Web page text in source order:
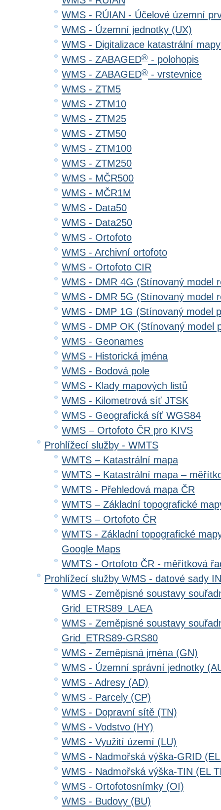
WMS - RÚIAN - Účelové územní
WMS - Územní jednotky (UX)
WMS - Digitalizace katastrální
WMS - ZABAGED® - polohopis
WMS - ZABAGED® - vrstevnice
WMS - ZTM5
WMS - ZTM10
WMS - ZTM25
WMS - ZTM50
WMS - ZTM100
WMS - ZTM250
WMS - MČR500
WMS - MČR1M
WMS - Data50
WMS - Data250
WMS - Ortofoto
WMS - Archivní ortofoto
WMS - Ortofoto CIR
WMS - DMR 4G (Stínovaný model
WMS - DMR 5G (Stínovaný model
WMS - DMP 1G (Stínovaný model
WMS - DMP OK (Stínovaný model
WMS - Geonames
WMS - Historická jména
WMS - Bodová pole
WMS - Klady mapových listů
WMS - Kilometrová síť JTSK
WMS - Geografická síť WGS84
WMS – Ortofoto ČR pro KIVS
Prohlížecí služby - WMTS
WMTS – Katastrální mapa
WMTS – Katastrální mapa –
WMTS - Přehledová mapa ČR
WMTS – Základní topografické
WMTS – Ortofoto ČR
WMTS - Základní topografické
Google Maps
WMTS - Ortofoto ČR - měřítková
Prohlížecí služby WMS - datové sady
WMS - Zeměpisné soustavy
Grid_ETRS89_LAEA
WMS - Zeměpisné soustavy
Grid_ETRS89-GRS80
WMS - Zeměpisná jména (GN)
WMS - Územní správní jednotky
WMS - Adresy (AD)
WMS - Parcely (CP)
WMS - Dopravní sítě (TN)
WMS - Vodstvo (HY)
WMS - Využití území (LU)
WMS - Nadmořská výška-GRID
WMS - Nadmořská výška-TIN (EL
WMS - Ortofotosnímky (OI)
WMS - Budovy (BU)